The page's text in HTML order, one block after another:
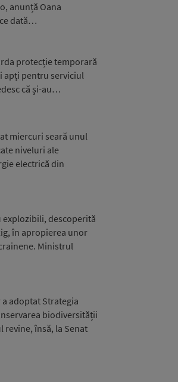
anunță Oana
dată…
protecție temporară
apți pentru serviciul
că și-au…
miercuri seară unul
niveluri ale
electrică din
explozibili, descoperită
în apropierea unor
Ministrul
adoptat Strategia
biodiversității
revine, însă, la Senat